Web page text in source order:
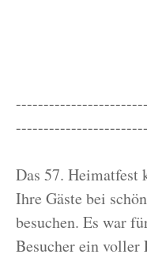
Das 57. Heimatfest
Ihre Gäste bei
besuchen. Es war
Besucher ein voller